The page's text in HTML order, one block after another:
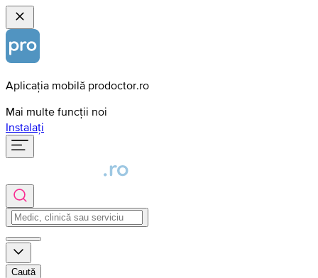
Aplicația mobilă prodoctor.ro
Mai multe funcții noi
Instalați
Caută